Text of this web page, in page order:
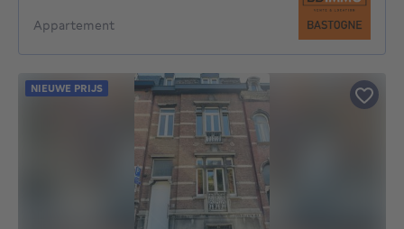
Appartement
NIEUWE PRIJS